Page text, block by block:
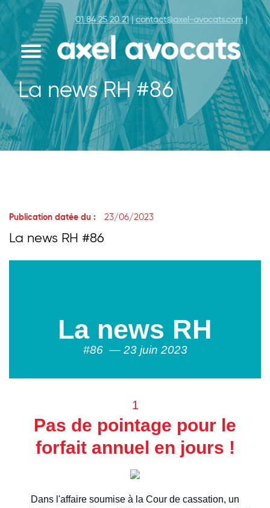
01 84 25 20 21 | contact@axel-avocats.com |
La news RH #86
Publication datée du : 23/06/2023
La news RH #86
La news RH
#86 — 23 juin 2023
1
Pas de pointage pour le
forfait annuel en jours !
Dans l'affaire soumise à la Cour de cassation, un